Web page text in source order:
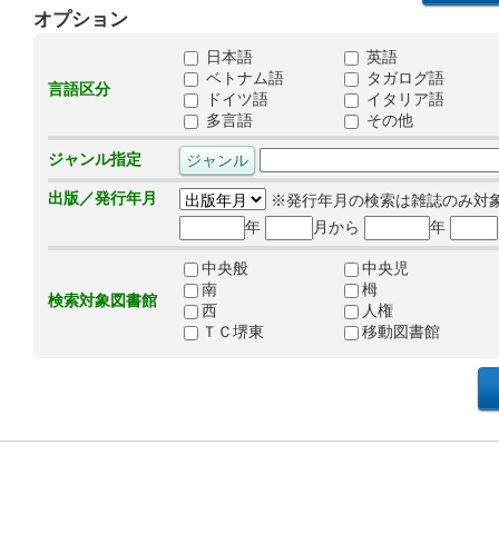
オプション
言語区分
日本語
英語
ベトナム語
タガログ語
ドイツ語
イタリア語
多言語
その他
ジャンル指定
出版／発行年月
※発行年月の検索は雑誌のみ対
年
月から 年
検索対象図書館
中央般
中央児
南
栂
西
人権
ＴＣ堺東
移動図書館